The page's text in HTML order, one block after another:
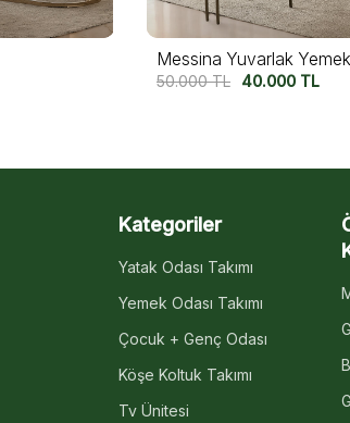
Alyans Yemek Masası
100.000TL 87.500 TL
Kategoriler
Yatak Odası Takımı
Yemek Odası Takımı
Çocuk + Genç Odası
Köşe Koltuk Takımı
Tv Ünitesi